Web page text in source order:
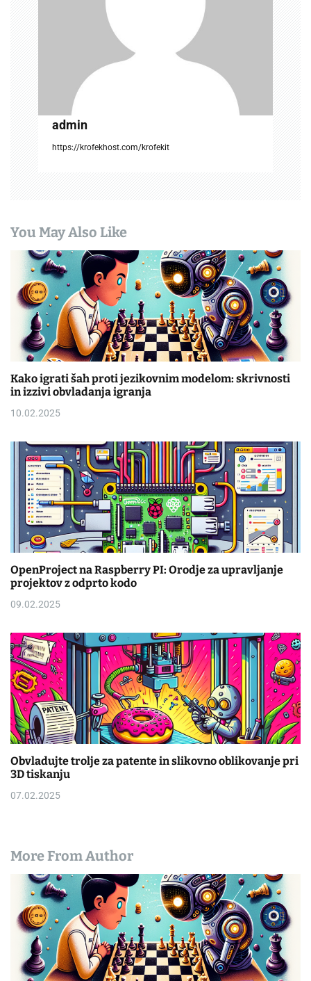
admin
https://krofekhost.com/krofekit
You May Also Like
Kako igrati šah proti jezikovnim modelom: skrivnosti
in izzivi obvladanja igranja
10.02.2025
OpenProject na Raspberry PI: Orodje za upravljanje
projektov z odprto kodo
09.02.2025
Obvladujte trolje za patente in slikovno oblikovanje pri
3D tiskanju
07.02.2025
More From Author